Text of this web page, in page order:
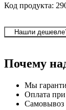
Код продукта:
Почему
Мы
Оплата
Самовывоз